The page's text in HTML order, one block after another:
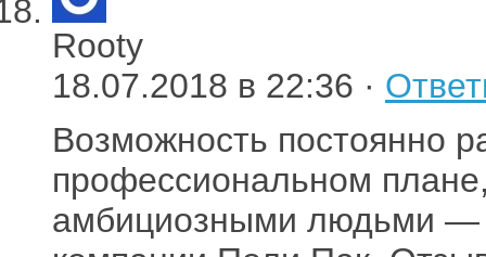
Rooty
18.07.2018 в 22:36 ·
Возможность постоянно
профессиональном
амбициозными людьми —